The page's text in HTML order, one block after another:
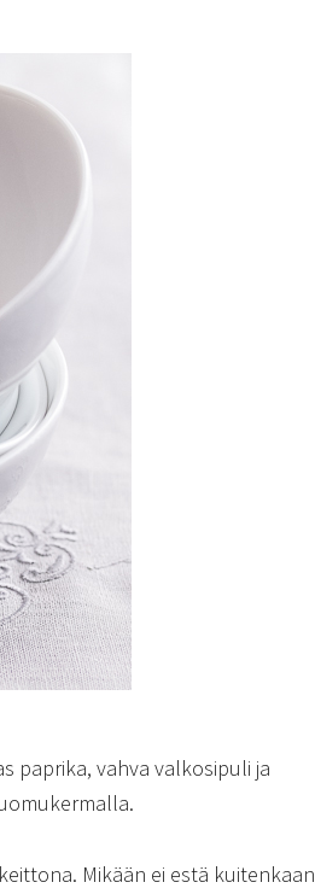
paprika, vahva valkosipuli ja
Mikään ei estä kuitenkaan